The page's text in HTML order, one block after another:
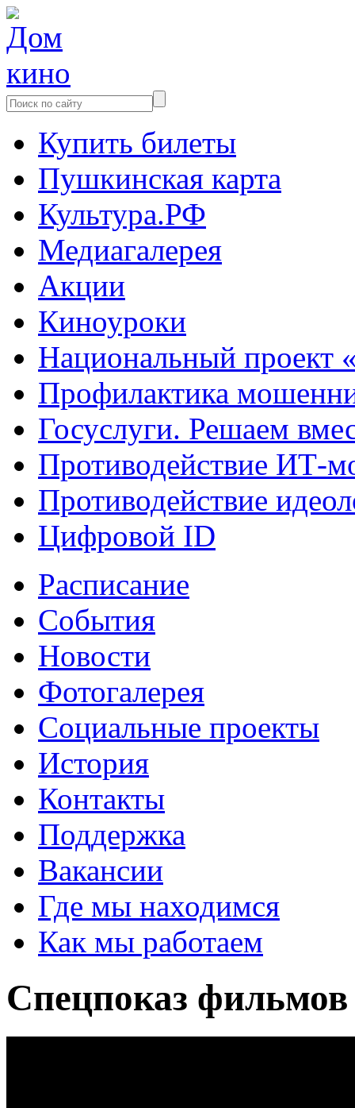
Купить билеты
Пушкинская карта
Культура.РФ
Медиагалерея
Акции
Киноуроки
Национальный проект
Профилактика
Госуслуги. Решаем
Противодействие ИТ-
Противодействие
Цифровой ID
Расписание
События
Новости
Фотогалерея
Социальные проекты
История
Контакты
Поддержка
Вакансии
Где мы находимся
Как мы работаем
Спецпоказ